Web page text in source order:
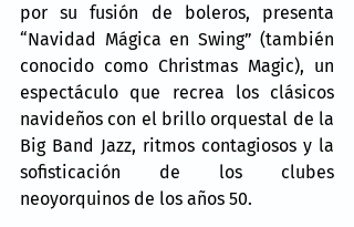
por su fusión de boleros, presenta
“Navidad Mágica en Swing” (también
conocido como Christmas Magic), un
espectáculo que recrea los clásicos
navideños con el brillo orquestal de la
Big Band Jazz, ritmos contagiosos y la
sofisticación de los clubes
neoyorquinos de los años 50.